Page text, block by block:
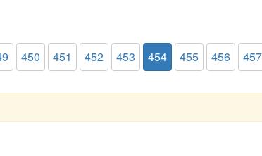
450 451 452 453 454 455 456 457